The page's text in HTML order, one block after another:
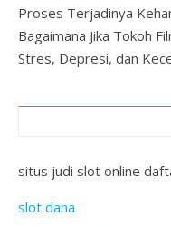
Proses Terjadinya
Bagaimana Jika Tokoh
Stres, Depresi, dan
situs judi slot online
slot dana